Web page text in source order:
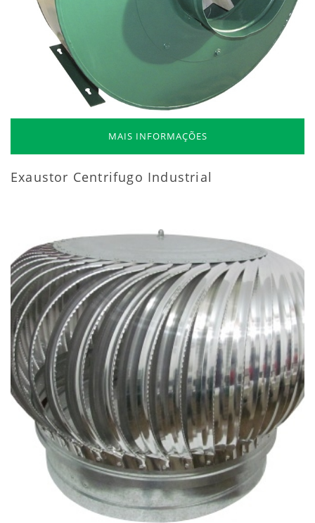
MAIS INFORMAÇÕES
Exaustor Centrifugo Industrial